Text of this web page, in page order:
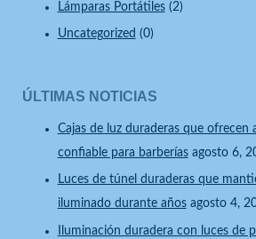
Lámparas Portátiles (2)
Uncategorized (0)
ÚLTIMAS NOTICIAS
Cajas de luz duraderas que ofrecen
confiable para barberías agosto 6,
Luces de túnel duraderas que
iluminado durante años agosto 4,
Iluminación duradera con luces de